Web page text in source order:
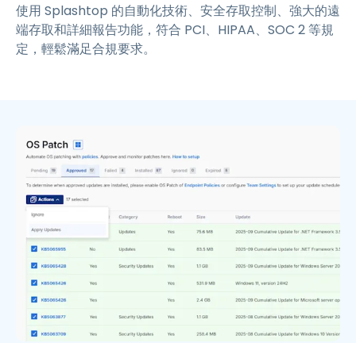
使用 Splashtop 的自動化技術、安全存取控制、強大的遠
端存取和詳細報告功能，符合 PCI、HIPAA、SOC 2 等規
定，輕鬆滿足合規要求。